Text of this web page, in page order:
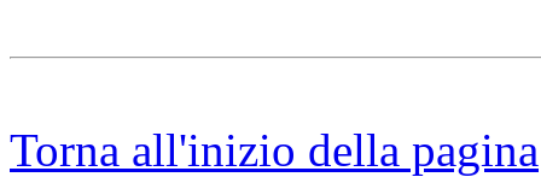
Torna all'inizio della pagina